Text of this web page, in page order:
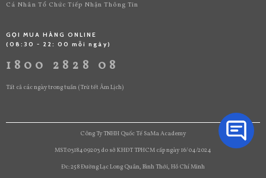
Cá Nhân Tổ Chức Tiếp Nhận Thông Tin
GỌI MUA HÀNG ONLINE
(08:30 - 22: 00 mỗi ngày)
1800 2828 08
Tất cả các ngày trong tuần (Trừ tết Âm Lịch)
Công Ty TNHH Quốc Tế SaMa Academy
MST:0318409203 do sở KHĐT TPHCM cấp ngày 16/04/2024
Đc: 258 Đường Lạc Long Quân, Bình Thới, Hồ Chí Minh